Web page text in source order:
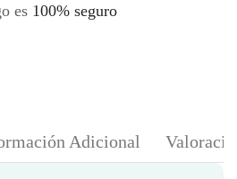
es 100% seguro
Adicional